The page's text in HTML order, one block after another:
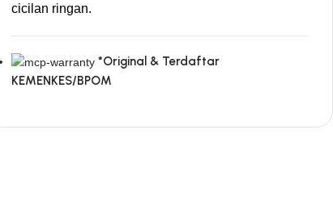
cicilan ringan.
*Original & Terdaftar
KEMENKES/BPOM